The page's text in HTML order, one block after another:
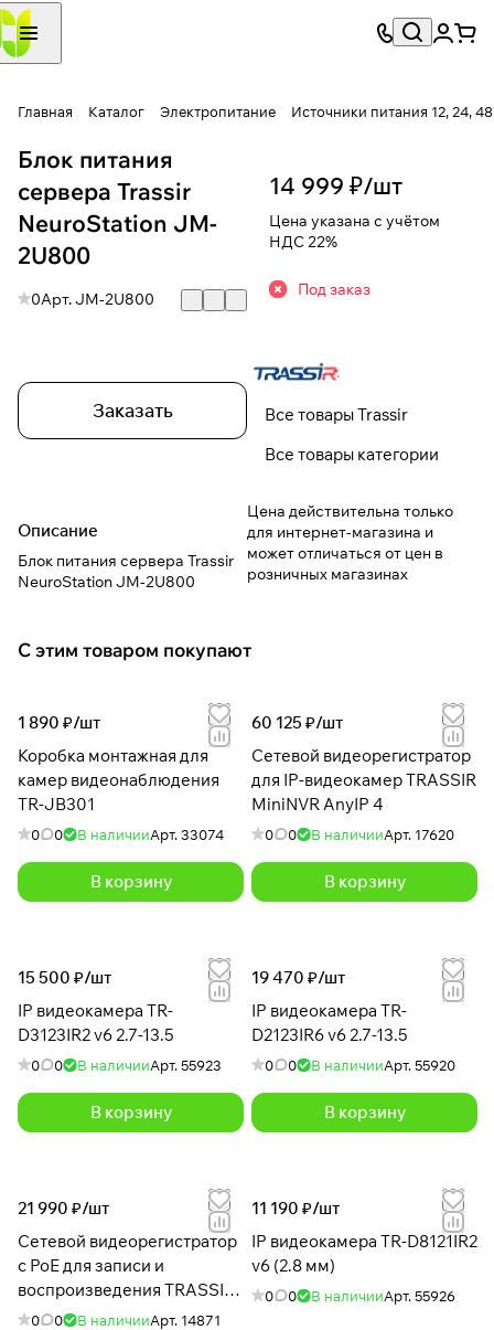
Главная Каталог Электропитание Источники питания 12, 24,
Блок питания
сервера Trassir
NeuroStation JM-
2U800
0Арт.JM-2U800
Заказать
Описание
Блок питания сервера Trassir
NeuroStation JM-2U800
14 999 ₽/шт
Цена указана с учётом
НДС 22%
Под заказ
Все товары Trassir
Все товары категории
Цена действительна только
для интернет-магазина и
может отличаться от цен в
розничных магазинах
С этим товаром покупают
1 890 ₽/шт
Коробка монтажная для
камер видеонаблюдения
TR-JB301
0 0 В наличииАрт.33074
В корзину
60 125 ₽/шт
Сетевой видеорегистратор
для IP-видеокамер TRASSIR
MiniNVR AnyIP 4
0 0 В наличииАрт. 17620
В корзину
15 500 ₽/шт
IP видеокамера TR-
D3123IR2 v6 2.7-13.5
0 0 В наличииАрт.55923
В корзину
19 470 ₽/шт
IP видеокамера TR-
D2123IR6 v6 2.7-13.5
0 0 В наличииАрт.55920
В корзину
21 990 ₽/шт
Сетевой видеорегистратор
c PoE для записи и
воспроизведения TRASSIR
TR-N1108P
0 0 В наличииАрт. 14871
11 190 ₽/шт
IP видеокамера TR-D8121IR2
v6 (2.8 мм)
0 0 В наличииАрт.55926